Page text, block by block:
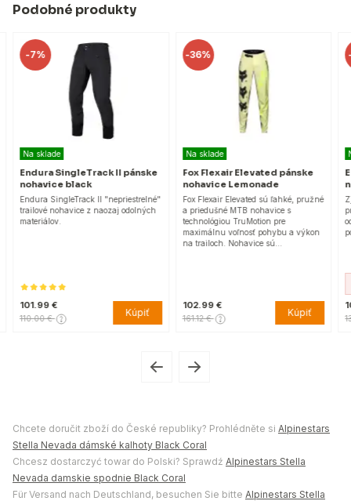
Podobné produkty
-7%
Na sklade
Endura SingleTrack II pánske
nohavice black
Endura SingleTrack II "nepriestrelné"
trailové nohavice z naozaj odolných
materiálov.
101.99 €
110.00 € Kúpiť
-36%
Na sklade
Fox Flexair Elevated pánske
nohavice Lemonade
Fox Flexair Elevated sú ľahké, pružné
a priedušné MTB nohavice s
technológiou TruMotion pre
maximálnu voľnosť pohybu a výkon
na trailoch. Nohavice sú…
102.99 €
161.12 € Kúpiť
Chcete doručit zboží do České republiky? Prohlédněte si Alpinestars
Stella Nevada dámské kalhoty Black Coral
Chcesz dostarczyć towar do Polski? Sprawdź Alpinestars Stella
Nevada damskie spodnie Black Coral
Für Versand nach Deutschland, besuchen Sie bitte Alpinestars Stella